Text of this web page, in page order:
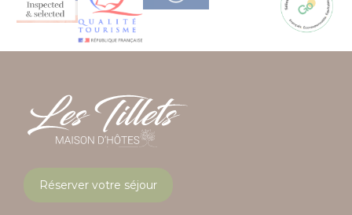
Réserver votre séjour